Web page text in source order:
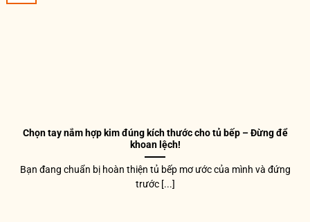
Chọn tay nắm hợp kim đúng kích thước cho tủ bếp – Đừng để
khoan lệch!
Bạn đang chuẩn bị hoàn thiện tủ bếp mơ ước của mình và đứng
trước [...]